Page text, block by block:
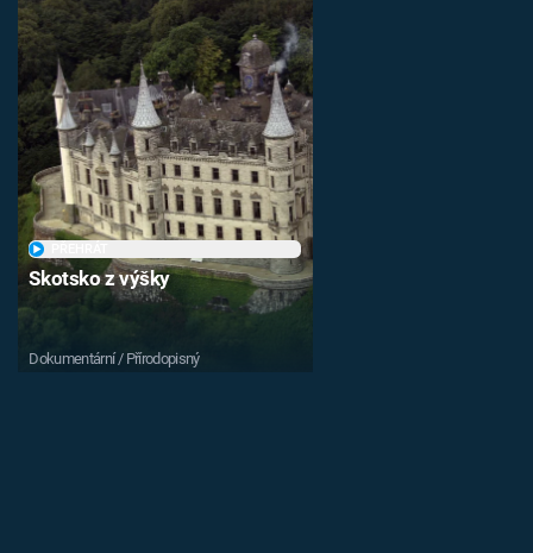
Skotsko z výšky
Dokumentární / Přírodopisný